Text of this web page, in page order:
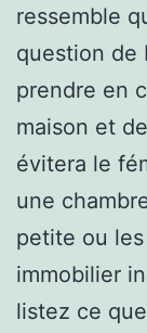
ressemble
question de
prendre en
maison et
évitera le
une
petite ou
immobilier
listez ce